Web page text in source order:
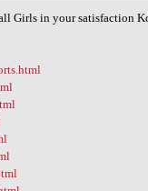
Girls in your satisfaction